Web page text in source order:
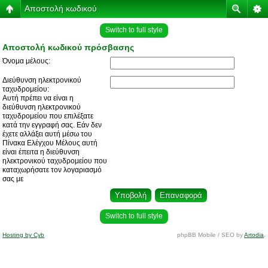
Αποστολή κωδικού
Switch to full style
Αποστολή κωδικού πρόσβασης
Όνομα μέλους:
Διεύθυνση ηλεκτρονικού
ταχυδρομείου:
Αυτή πρέπει να είναι η
διεύθυνση ηλεκτρονικού
ταχυδρομείου που επιλέξατε
κατά την εγγραφή σας. Εάν δεν
έχετε αλλάξει αυτή μέσω του
Πίνακα Ελέγχου Μέλους αυτή
είναι έπειτα η διεύθυνση
ηλεκτρονικού ταχυδρομείου που
καταχωρήσατε τον λογαριασμό
σας με
Switch to full style
Hosting by Cyb phpBB Mobile / SEO byArtodia